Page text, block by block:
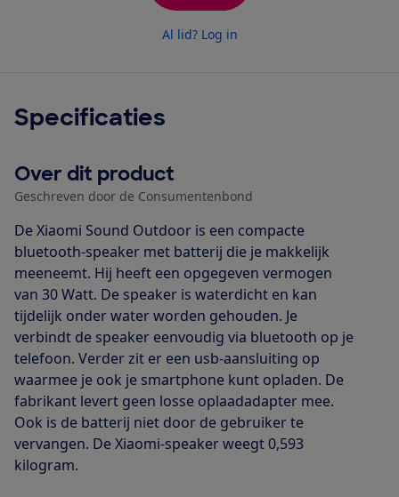
Al lid? Log in
Specificaties
Over dit product
Geschreven door de Consumentenbond
De Xiaomi Sound Outdoor is een compacte
bluetooth-speaker met batterij die je makkelijk
meeneemt. Hij heeft een opgegeven vermogen
van 30 Watt. De speaker is waterdicht en kan
tijdelijk onder water worden gehouden. Je
verbindt de speaker eenvoudig via bluetooth op je
telefoon. Verder zit er een usb-aansluiting op
waarmee je ook je smartphone kunt opladen. De
fabrikant levert geen losse oplaadadapter mee.
Ook is de batterij niet door de gebruiker te
vervangen. De Xiaomi-speaker weegt 0,593
kilogram.